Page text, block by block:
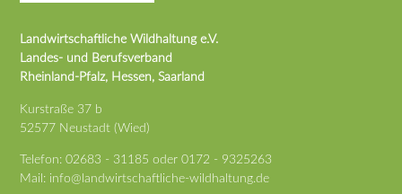
Landwirtschaftliche Wildhaltung e.V.
Landes- und Berufsverband
Rheinland-Pfalz, Hessen, Saarland
Kurstraße 37 b
52577 Neustadt (Wied)
Telefon:02683 - 31185 oder0172 - 9325263
Mail: info@landwirtschaftliche-wildhaltung.de